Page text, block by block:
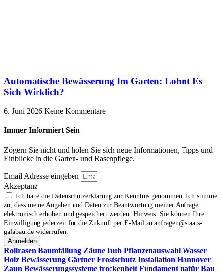
Automatische Bewässerung Im Garten: Lohnt Es
Sich Wirklich?
6. Juni 2026 Keine Kommentare
Immer Informiert Sein
Zögern Sie nicht und holen Sie sich neue Informationen, Tipps und
Einblicke in die Garten- und Rasenpflege.
Email Adresse eingeben
Akzeptanz
Ich habe die Datenschutzerklärung zur Kenntnis genommen. Ich stimme
zu, dass meine Angaben und Daten zur Beantwortung meiner Anfrage
elektronisch erhoben und gespeichert werden. Hinweis: Sie können Ihre
Einwilligung jederzeit für die Zukunft per E‑Mail an anfragen@staats-
galabau.de widerrufen.
Anmelden
Rollrasen Baumfällung Zäune laub Pflanzenauswahl Wasser
Holz Bewässerung Gärtner Frostschutz Installation Hannover
Zaun Bewässerungssysteme trockenheit Fundament natür Bau